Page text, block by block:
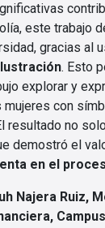
este trabajo
gracias al
. Esto
explorar y
con
resultado no
demostró el
en el
Najera Ruiz,